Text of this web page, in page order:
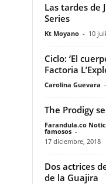
Las tardes de
Series
Kt Moyano - 10
Ciclo: ‘El
Factoria
Carolina Guevara -
The Prodigy
Farandula.co
famosos -
17 diciembre, 2018
Dos actrices
de la Guajira